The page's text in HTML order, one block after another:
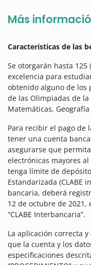
Más
Características de las
Se otorgarán hasta
excelencia para
obtenido alguno de los
de las Olimpiadas de la
Matemáticas,
Para recibir el pago de
tener una cuenta
asegurarse que
electrónicas mayores
tenga límite de
Estandarizada (CLABE
bancaria, deberá
12 de octubre de 2021,
“CLABE Interbancaria”.
La aplicación correcta
que la cuenta y los
especificaciones